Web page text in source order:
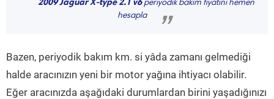
2009 Jaguar X-type 2.1 v6periyodik bakım fiyatını hemen
hesapla
”
Bazen, periyodik bakım km. si yâda zamanı gelmediği
halde aracınızın yeni bir motor yağına ihtiyacı olabilir.
Eğer aracınızda aşağıdaki durumlardan birini yaşadığınızı